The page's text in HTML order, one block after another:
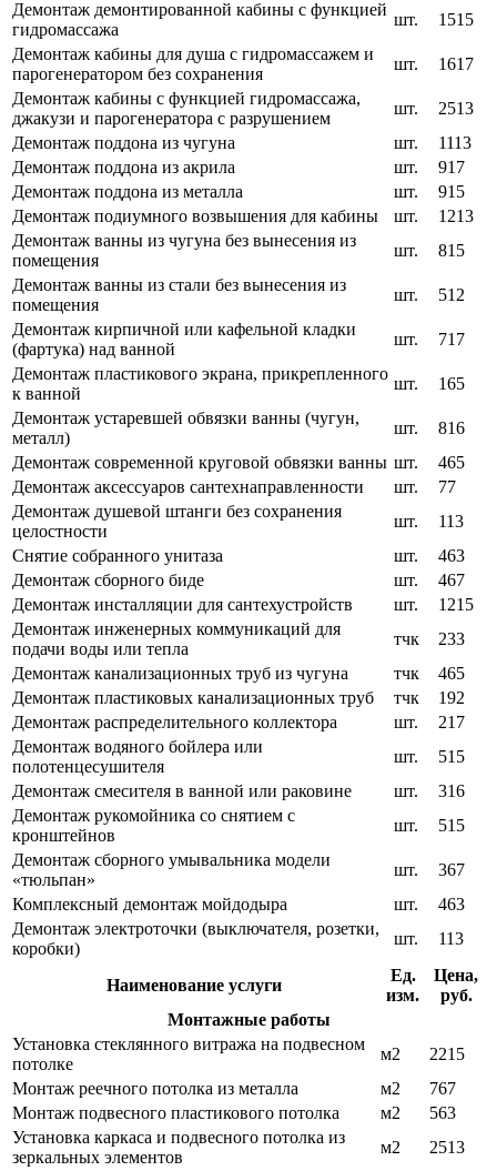
Демонтаж демонтированной кабины с функцией
гидромассажа
шт.
1515
Демонтаж кабины для душа с гидромассажем и
парогенератором без сохранения
шт.
1617
Демонтаж кабины с функцией гидромассажа,
джакузи и парогенератора с разрушением
шт.
2513
Демонтаж поддона из чугуна
шт.
1113
Демонтаж поддона из акрила
шт.
917
Демонтаж поддона из металла
шт.
915
Демонтаж подиумного возвышения для кабины
шт.
1213
Демонтаж ванны из чугуна без вынесения из
помещения
шт.
815
Демонтаж ванны из стали без вынесения из
помещения
шт.
512
Демонтаж кирпичной или кафельной кладки
(фартука) над ванной
шт.
717
Демонтаж пластикового экрана, прикрепленного
к ванной
шт.
165
Демонтаж устаревшей обвязки ванны (чугун,
металл)
шт.
816
Демонтаж современной круговой обвязки ванны шт.
465
Демонтаж аксессуаров сантехнаправленности
шт.
77
Демонтаж душевой штанги без сохранения
целостности
шт.
113
Снятие собранного унитаза
шт.
463
Демонтаж сборного биде
шт.
467
Демонтаж инсталляции для сантехустройств
шт.
1215
Демонтаж инженерных коммуникаций для
подачи воды или тепла
тчк
233
Демонтаж канализационных труб из чугуна
тчк
465
Демонтаж пластиковых канализационных труб
тчк
192
Демонтаж распределительного коллектора
шт.
217
Демонтаж водяного бойлера или
полотенцесушителя
шт.
515
Демонтаж смесителя в ванной или раковине
шт.
316
Демонтаж рукомойника со снятием с
кронштейнов
шт.
515
Демонтаж сборного умывальника модели
«тюльпан»
шт.
367
Комплексный демонтаж мойдодыра
шт.
463
Демонтаж электроточки (выключателя, розетки,
коробки)
шт. 113
Наименование услуги
Ед.
изм.
Цена,
руб.
Монтажные работы
Установка стеклянного витража на подвесном
потолке
м2
2215
Монтаж реечного потолка из металла
м2
767
Монтаж подвесного пластикового потолка
м2
563
Установка каркаса и подвесного потолка из
зеркальных элементов
м2
2513